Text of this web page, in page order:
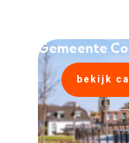
Gemeente
bekijk